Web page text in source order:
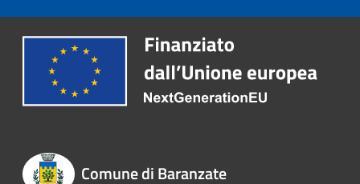
Comune di Baranzate